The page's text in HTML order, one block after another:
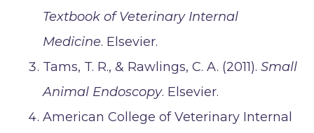
Textbook of Veterinary Internal
Medicine. Elsevier.
Tams, T. R., & Rawlings, C. A. (2011).Small
Animal Endoscopy. Elsevier.
American College of Veterinary Internal